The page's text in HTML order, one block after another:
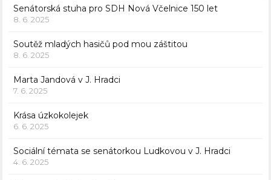
Senátorská stuha pro SDH Nová Včelnice 150 let
8. 6. 2025
Soutěž mladých hasičů pod mou záštitou
8. 6. 2025
Marta Jandová v J. Hradci
7. 6. 2025
Krása úzkokolejek
6. 6. 2025
Sociální témata se senátorkou Ludkovou v J. Hradci
4. 6. 2025